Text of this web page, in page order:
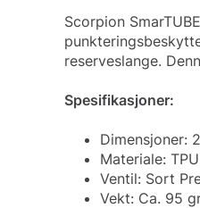
Scorpion
reserveslange.
Spesifikasjoner:
Dimensjoner:
Materiale:
Ventil: Sort
Vekt: Ca. 95